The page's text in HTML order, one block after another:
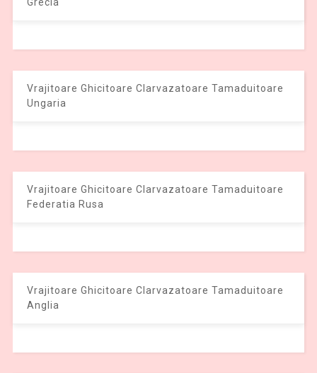
Vrajitoare Ghicitoare Clarvazatoare Tamaduitoare
Ungaria
Vrajitoare Ghicitoare Clarvazatoare Tamaduitoare
Federatia Rusa
Vrajitoare Ghicitoare Clarvazatoare Tamaduitoare
Anglia